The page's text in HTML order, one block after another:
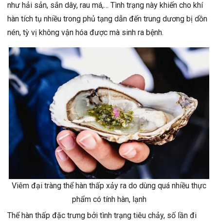
như hải sản, sắn dây, rau má,… Tình trạng này khiến cho khí
hàn tích tụ nhiều trong phủ tạng dẫn đến trung dương bị dồn
nén, tỳ vị không vận hóa được mà sinh ra bệnh.
Viêm đại tràng thể hàn thấp xảy ra do dùng quá nhiều thực
phẩm có tính hàn, lạnh
Thể hàn thấp đặc trưng bởi tình trạng tiêu chảy, số lần đi